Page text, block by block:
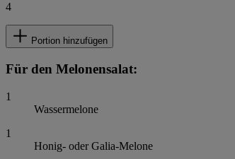
4
Portion hinzufügen
Für den Melonensalat:
1
Wassermelone
1
Honig- oder Galia-Melone